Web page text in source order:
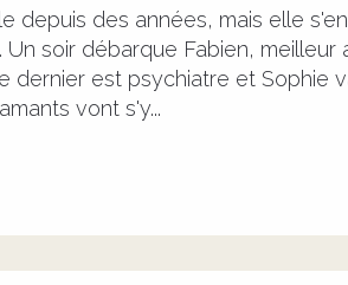
depuis des années, mais elle
Un soir débarque Fabien, meilleur
dernier est psychiatre et Sophie
vont s'y...